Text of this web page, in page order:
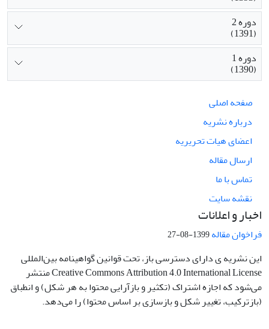
دوره 2
(1391)
دوره 1
(1390)
صفحه اصلی
درباره نشریه
اعضای هیات تحریریه
ارسال مقاله
تماس با ما
نقشه سایت
اخبار و اعلانات
فراخوان مقاله1399-08-27
این نشریه ی دارای دسترسی باز، تحت قوانین گواهینامه بین‌المللی
Creative Commons Attribution 4.0 International License منتشر
می‌شود که اجازه اشتراک (تکثیر و بازآرایی محتوا به هر شکل) و انطباق
(بازترکیب، تغییر شکل و بازسازی بر اساس محتوا) را می‌دهد.